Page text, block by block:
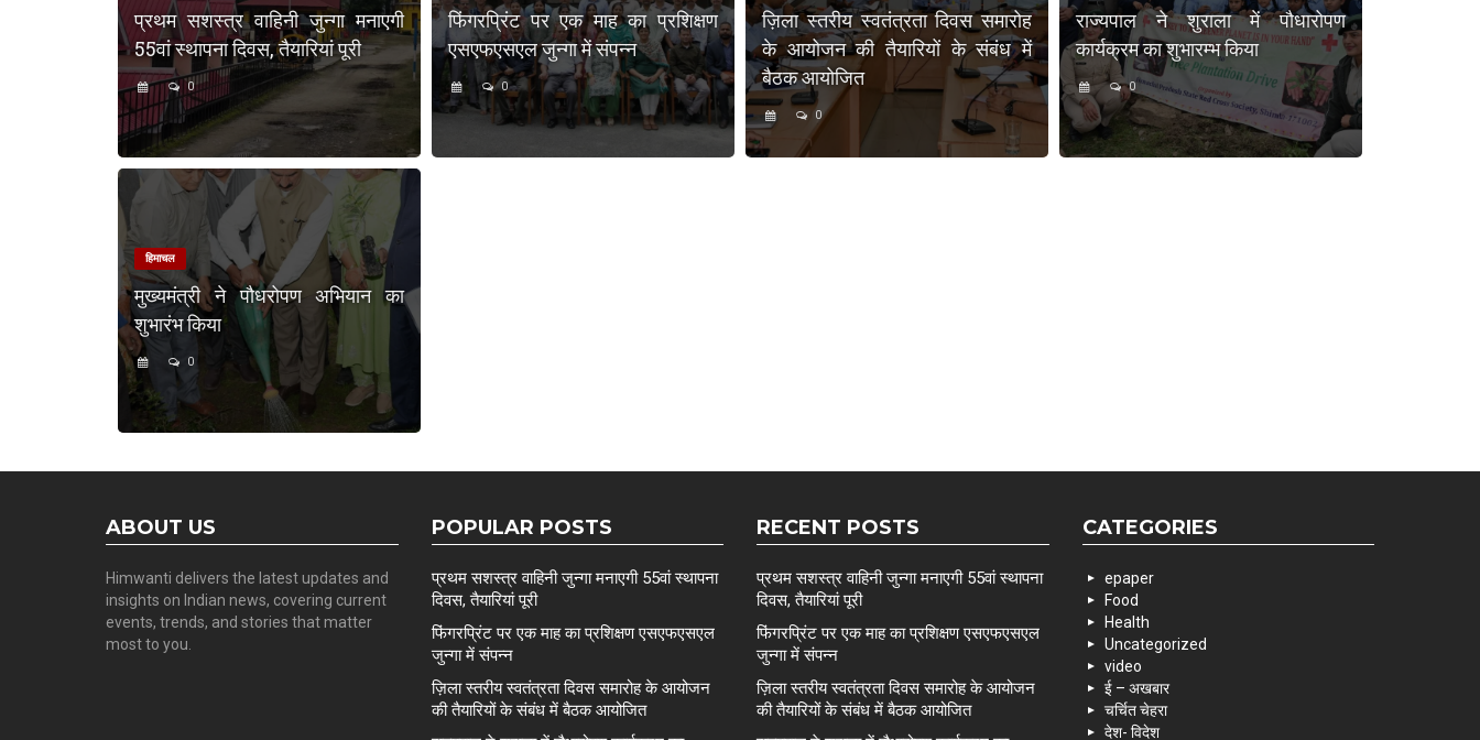
प्रथम सशस्त्र वाहिनी जुन्गा मनाएगी
55वां स्थापना दिवस, तैयारियां पूरी
0
फिंगरप्रिंट पर एक माह का प्रशिक्षण
एसएफएसएल जुन्गा में संपन्न
0
ज़िला स्तरीय स्वतंत्रता दिवस समारोह
के आयोजन की तैयारियों के संबंध में
बैठक आयोजित
0
राज्यपाल ने शुराला में पौधारोपण
कार्यक्रम का शुभारम्भ किया
0
हिमाचल
मुख्यमंत्री ने पौधरोपण अभियान का
शुभारंभ किया
0
ABOUT US
Himwanti delivers the latest updates and
insights on Indian news, covering current
events, trends, and stories that matter
most to you.
POPULAR POSTS
प्रथम सशस्त्र वाहिनी जुन्गा मनाएगी 55वां स्थापना
दिवस, तैयारियां पूरी
फिंगरप्रिंट पर एक माह का प्रशिक्षण एसएफएसएल
जुन्गा में संपन्न
ज़िला स्तरीय स्वतंत्रता दिवस समारोह के आयोजन
की तैयारियों के संबंध में बैठक आयोजित
RECENT POSTS
प्रथम सशस्त्र वाहिनी जुन्गा मनाएगी 55वां स्थापना
दिवस, तैयारियां पूरी
फिंगरप्रिंट पर एक माह का प्रशिक्षण एसएफएसएल
जुन्गा में संपन्न
ज़िला स्तरीय स्वतंत्रता दिवस समारोह के आयोजन
की तैयारियों के संबंध में बैठक आयोजित
CATEGORIES
epaper
Food
Health
Uncategorized
video
ई – अखबार
चर्चित चेहरा
देश- विदेश